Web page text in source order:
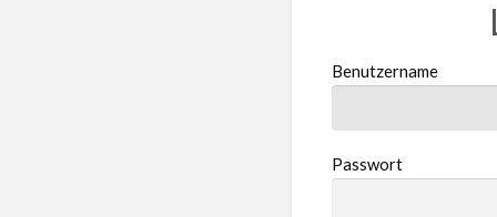
Benutzername
Passwort